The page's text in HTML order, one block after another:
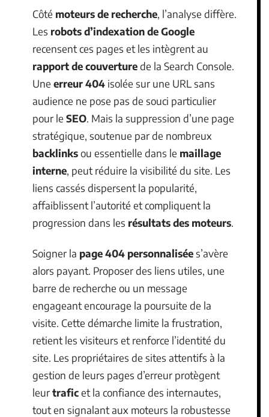
Côté moteurs de recherche, l’analyse diffère.
Les robots d’indexation de Google
recensent ces pages et les intègrent au
rapport de couverturede la Search Console.
Une erreur 404 isolée sur une URL sans
audience ne pose pas de souci particulier
pour le SEO. Mais la suppression d’une page
stratégique, soutenue par de nombreux
backlinksou essentielle dans le maillage
interne, peut réduire la visibilité du site. Les
liens cassés dispersent la popularité,
affaiblissent l’autorité et compliquent la
progression dans les résultats des moteurs.
Soigner la page 404 personnalisées’avère
alors payant. Proposer des liens utiles, une
barre de recherche ou un message
engageant encourage la poursuite de la
visite. Cette démarche limite la frustration,
retient les visiteurs et renforce l’identité du
site. Les propriétaires de sites attentifs à la
gestion de leurs pages d’erreur protègent
leurtraficet la confiance des internautes,
tout en signalant aux moteurs la robustesse